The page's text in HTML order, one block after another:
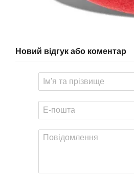
Новий відгук або коментар